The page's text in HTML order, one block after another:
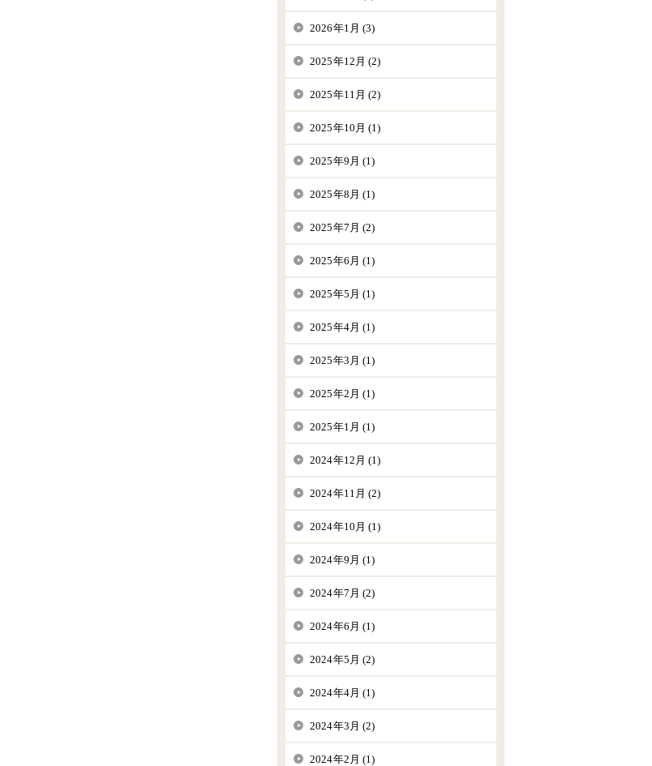
2026年1月 (3)
2025年12月 (2)
2025年11月 (2)
2025年10月 (1)
2025年9月 (1)
2025年8月 (1)
2025年7月 (2)
2025年6月 (1)
2025年5月 (1)
2025年4月 (1)
2025年3月 (1)
2025年2月 (1)
2025年1月 (1)
2024年12月 (1)
2024年11月 (2)
2024年10月 (1)
2024年9月 (1)
2024年7月 (2)
2024年6月 (1)
2024年5月 (2)
2024年4月 (1)
2024年3月 (2)
2024年2月 (1)